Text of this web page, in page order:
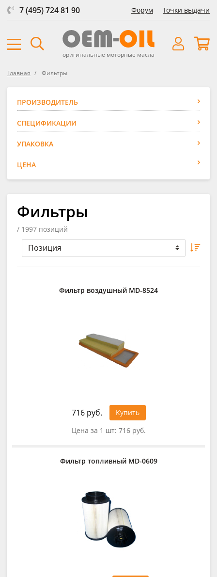
7 (495) 724 81 90 Форум Точки выдачи
оригинальные моторные масла
Главная Фильтры
ПРОИЗВОДИТЕЛЬ
СПЕЦИФИКАЦИИ
УПАКОВКА
ЦЕНА
Фильтры
/ 1997 позиций
Фильтр воздушный MD-8524
716 руб.
Купить
Цена за 1 шт: 716 руб.
Фильтр топливный MD-0609